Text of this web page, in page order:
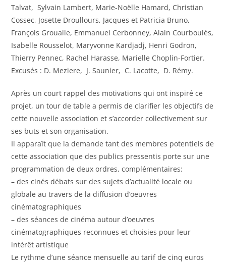
Talvat, Sylvain Lambert, Marie-Noëlle Hamard, Christian
Cossec, Josette Droullours, Jacques et Patricia Bruno,
François Groualle, Emmanuel Cerbonney, Alain Courboulès,
Isabelle Rousselot, Maryvonne Kardjadj, Henri Godron,
Thierry Pennec, Rachel Harasse, Marielle Choplin-Fortier.
Excusés : D. Meziere, J. Saunier, C. Lacotte, D. Rémy.
Après un court rappel des motivations qui ont inspiré ce
projet, un tour de table a permis de clarifier les objectifs de
cette nouvelle association et s’accorder collectivement sur
ses buts et son organisation.
Il apparaît que la demande tant des membres potentiels de
cette association que des publics pressentis porte sur une
programmation de deux ordres, complémentaires:
– des cinés débats sur des sujets d’actualité locale ou
globale au travers de la diffusion d’oeuvres
cinématographiques
– des séances de cinéma autour d’oeuvres
cinématographiques reconnues et choisies pour leur
intérêt artistique
Le rythme d’une séance mensuelle au tarif de cinq euros